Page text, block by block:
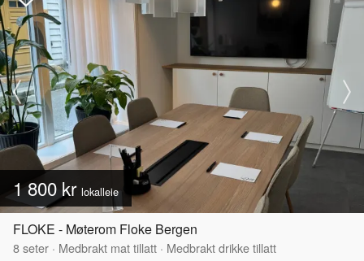
1 800 kr lokalleie
FLOKE - Møterom Floke Bergen
8seter · Medbrakt mat tillatt · Medbrakt drikke tillatt